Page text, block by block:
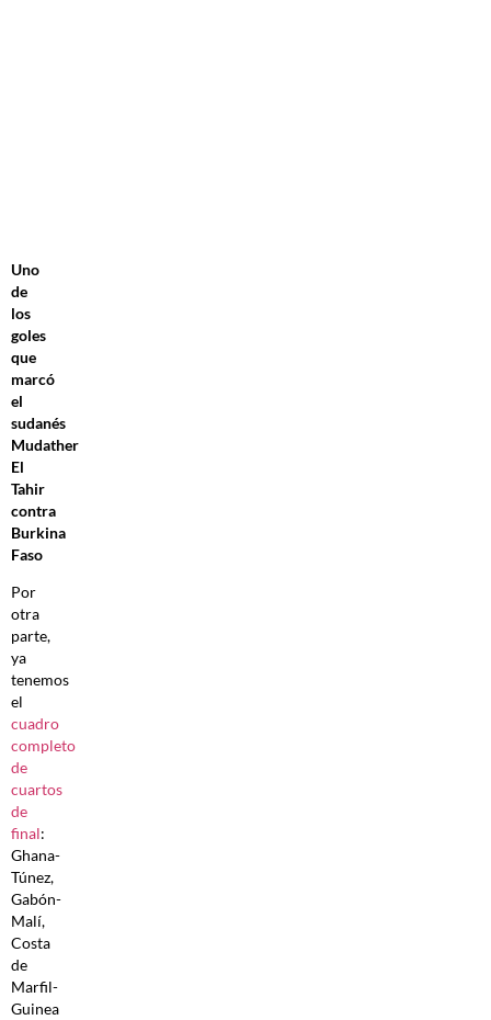
Uno
de
los
goles
que
marcó
el
sudanés
Mudather
El
Tahir
contra
Burkina
Faso
Por
otra
parte,
ya
tenemos
el
cuadro
completo
de
cuartos
de
final:
Ghana-
Túnez,
Gabón-
Malí,
Costa
de
Marfil-
Guinea